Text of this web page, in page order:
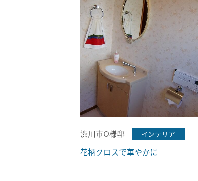
渋川市O様邸 インテリア
花柄クロスで華やかに